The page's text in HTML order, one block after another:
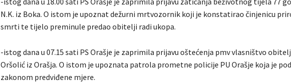
N.K. iz Boka. O istom je upoznat dežurni mrtvozornik koji je konstatirao činjenicu
smrti te tijelo preminule predao obitelji radi ukopa.
-istog dana u 07.15 sati PS Orašje je zaprimila prijavu oštećenja pmv vlasništvo
Oršolić iz Orašja. O istom je upoznata patrola prometne policije PU Orašje koja je
zakonom predviđene mjere.